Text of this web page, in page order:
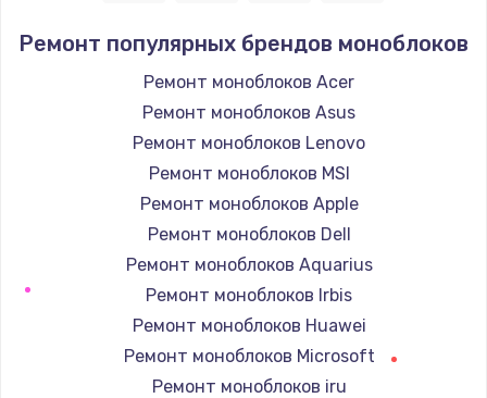
Настройка ОС
1160 руб.
Заказать
Чистка от пыли
Заказать
Замена южного моста
Заказать
Ремонт популярных брендов моноблоков
Ремонт моноблоков Acer
Ремонт моноблоков Asus
Ремонт моноблоков Lenovo
Ремонт моноблоков MSI
Ремонт моноблоков Apple
Ремонт моноблоков Dell
Ремонт моноблоков Aquarius
Ремонт моноблоков Irbis
Ремонт моноблоков Huawei
Ремонт моноблоков Microsoft
Ремонт моноблоков iru